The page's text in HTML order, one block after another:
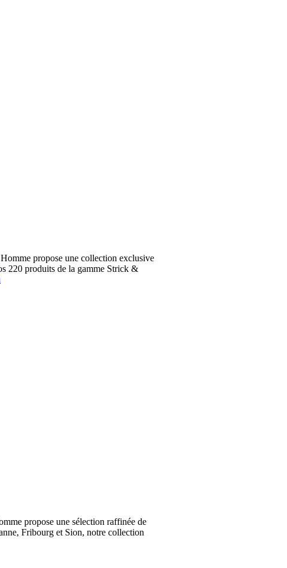
propose une collection exclusive
220 produits de la gamme Strick &
propose une sélection raffinée de
Fribourg et Sion, notre collection